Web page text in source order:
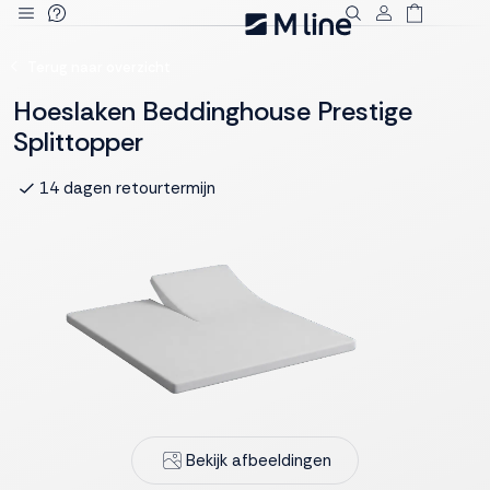
cookies
marketing cookies.
Dankzij functionele
cookies werkt de
website goed, terwijl
de analytische
cookies ons helpen
verbeteren. Via de
marketing cookies
kunnen we jouw
Hoeslaken Beddinghouse Prestige
Splittopper
14 dagen retourtermijn
Bekijk afbeeldingen